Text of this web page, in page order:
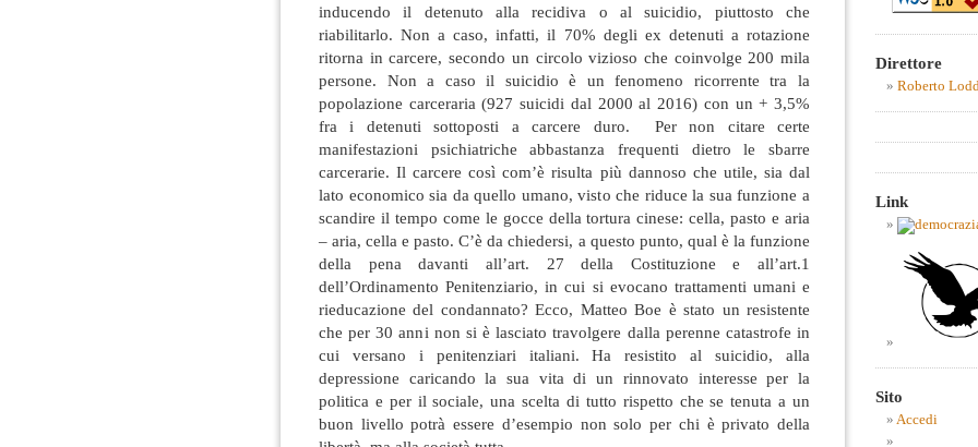
inducendo il detenuto alla recidiva o al suicidio, piuttosto che
riabilitarlo. Non a caso, infatti, il 70% degli ex detenuti a rotazione
ritorna in carcere, secondo un circolo vizioso che coinvolge 200 mila
persone. Non a caso il suicidio è un fenomeno ricorrente tra la
popolazione carceraria (927 suicidi dal 2000 al 2016) con un + 3,5%
fra i detenuti sottoposti a carcere duro. Per non citare certe
manifestazioni psichiatriche abbastanza frequenti dietro le sbarre
carcerarie. Il carcere così com’è risulta più dannoso che utile, sia dal
lato economico sia da quello umano, visto che riduce la sua funzione a
scandire il tempo come le gocce della tortura cinese: cella, pasto e aria
– aria, cella e pasto. C’è da chiedersi, a questo punto, qual è la funzione
della pena davanti all’art. 27 della Costituzione e all’art.1
dell’Ordinamento Penitenziario, in cui si evocano trattamenti umani e
rieducazione del condannato? Ecco, Matteo Boe è stato un resistente
che per 30 anni non si è lasciato travolgere dalla perenne catastrofe in
cui versano i penitenziari italiani. Ha resistito al suicidio, alla
depressione caricando la sua vita di un rinnovato interesse per la
politica e per il sociale, una scelta di tutto rispetto che se tenuta a un
buon livello potrà essere d’esempio non solo per chi è privato della
Direttore
Roberto
Link
Sito
Accedi